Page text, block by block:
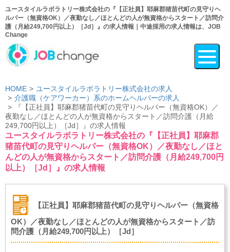
ユースタイルラボラトリー株式会社の『【正社員】耶麻郡猪苗代町の見守りヘ
ルパー（無資格OK）／夜勤なし／ほとんどの人が無資格からスタート／訪問介
護（月給249,700円以上）［Jd］』の求人情報｜中途採用の求人情報は、JOB
Change
HOME
ユースタイルラボラトリー株式会社の求人
介護職（ケアワーカー）系のホームヘルパーの求人
『【正社員】耶麻郡猪苗代町の見守りヘルパー（無資格OK）／
夜勤なし／ほとんどの人が無資格からスタート／訪問介護（月給
249,700円以上）［Jd］』の求人情報
ユースタイルラボラトリー株式会社の『【正社員】耶麻郡
猪苗代町の見守りヘルパー（無資格OK）／夜勤なし／ほと
んどの人が無資格からスタート／訪問介護（月給249,700円
以上）［Jd］』の求人情報
【正社員】耶麻郡猪苗代町の見守りヘルパー（無資格
OK）／夜勤なし／ほとんどの人が無資格からスタート／訪
問介護（月給249,700円以上）［Jd］